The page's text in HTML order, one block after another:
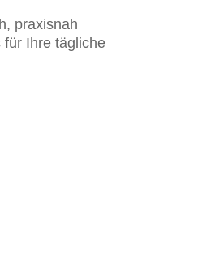
praxisnah
für Ihre tägliche